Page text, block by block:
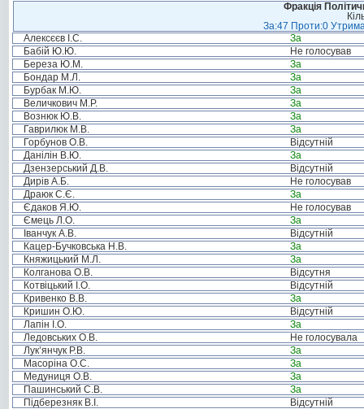
Фракція
За:47 Проти:0
Алексєєв І.С.
За
Бабій Ю.Ю.
Не голосував
Береза Ю.М.
За
Бондар М.Л.
За
Бурбак М.Ю.
За
Величкович М.Р.
За
Вознюк Ю.В.
За
Гаврилюк М.В.
За
Горбунов О.В.
Відсутній
Данілін В.Ю.
За
Дзензерський Д.В.
Відсутній
Дирів А.Б.
Не голосував
Драюк С.Є.
За
Єдаков Я.Ю.
Не голосував
Ємець Л.О.
За
Іванчук А.В.
Відсутній
Кацер-Бучковська Н.В.
За
Княжицький М.Л.
За
Колганова О.В.
Відсутня
Котвіцький І.О.
Відсутній
Кривенко В.В.
За
Кришин О.Ю.
Відсутній
Лапін І.О.
За
Ледовських О.В.
Не голосувала
Лук’янчук Р.В.
За
Масоріна О.С.
За
Медуниця О.В.
За
Пашинський С.В.
За
Підберезняк В.І.
Відсутній